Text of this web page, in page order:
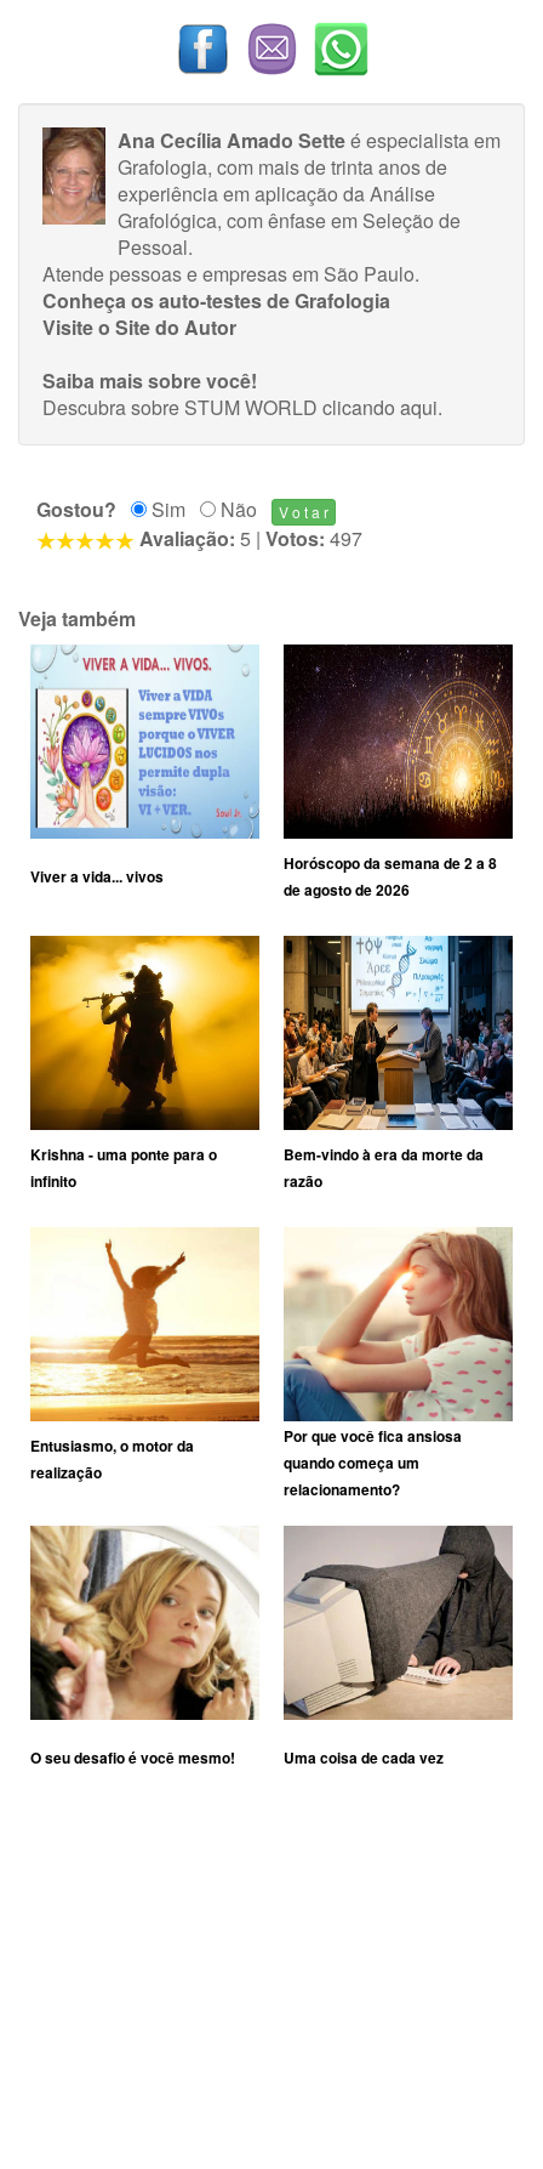
Ana Cecília Amado Setteé especialista em
Grafologia, com mais de trinta anos de
experiência em aplicação da Análise
Grafológica, com ênfase em Seleção de
Pessoal.
Atende pessoas e empresas em São Paulo.
Conheça os auto-testes de Grafologia
Visite o Site do Autor
Saiba mais sobre você!
Descubra sobre STUM WORLD clicando aqui.
Gostou? Sim
Não
Avaliação: 5 | Votos: 497
Veja também
Viver a vida... vivos
Horóscopo da semana de 2 a 8
de agosto de 2026
Krishna - uma ponte para o
infinito
Bem-vindo à era da morte da
razão
Entusiasmo, o motor da
realização
Por que você fica ansiosa
quando começa um
relacionamento?
O seu desafio é você mesmo! Uma coisa de cada vez